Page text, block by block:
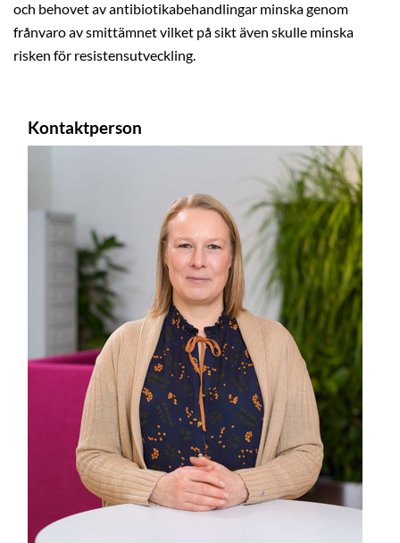
och behovet av antibiotikabehandlingar minska genom
frånvaro av smittämnet vilket på sikt även skulle minska
risken för resistensutveckling.
Kontaktperson